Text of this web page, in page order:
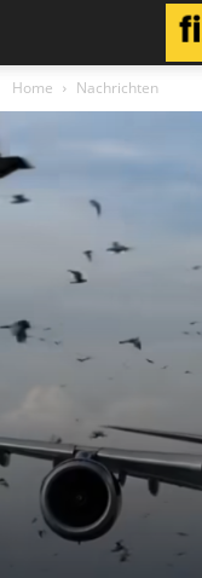
Home Nachrichten